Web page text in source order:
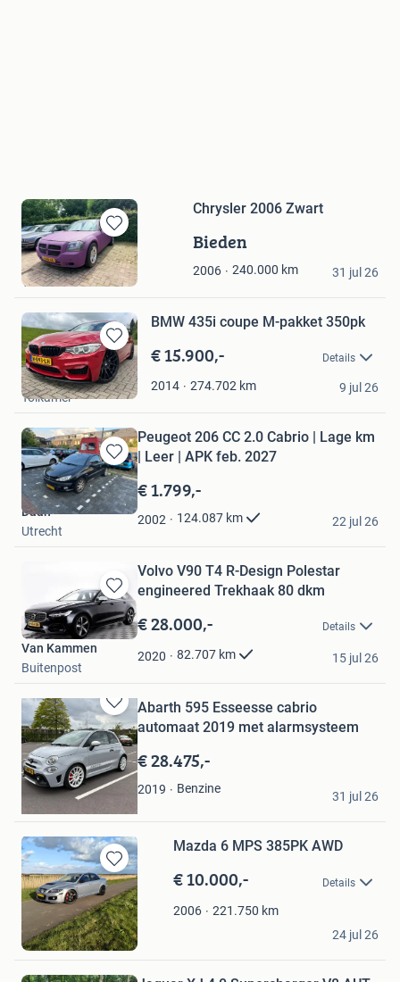
Bewaren
in
Mijn
Favorieten
Chrysler 2006 Zwart
Bieden
2006 240.000 km
info
Veldhoven
31 jul 26
Bewaren
in
Mijn
Favorieten
BMW 435i coupe M-pakket 350pk
€ 15.900,- Details
2014 274.702 km
Kuijpers
Tolkamer
9 jul 26
Bewaren
in
Mijn
Favorieten
Peugeot 206 CC 2.0 Cabrio | Lage km
| Leer | APK feb. 2027
€ 1.799,-
2002 124.087 km
Daan
Utrecht
22 jul 26
Bewaren
in
Mijn
Favorieten
Volvo V90 T4 R-Design Polestar
engineered Trekhaak 80 dkm
€ 28.000,- Details
2020 82.707 km
Van Kammen
Buitenpost
15 jul 26
Bewaren
in
Mijn
Favorieten
Abarth 595 Esseesse cabrio
automaat 2019 met alarmsysteem
€ 28.475,-
2019 Benzine
Abarh 595
31 jul 26
Bewaren
in
Mijn
Favorieten
Mazda 6 MPS 385PK AWD
€ 10.000,- Details
2006 221.750 km
Sacha Werkhoven
Oudehorne
24 jul 26